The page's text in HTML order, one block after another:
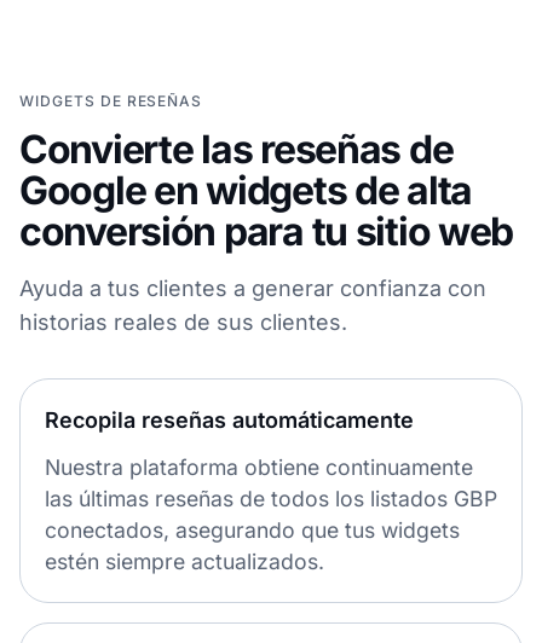
WIDGETS DE RESEÑAS
Convierte las reseñas de
Google en widgets de alta
conversión para tu sitio web
Ayuda a tus clientes a generar confianza con
historias reales de sus clientes.
Recopila reseñas automáticamente
Nuestra plataforma obtiene continuamente
las últimas reseñas de todos los listados GBP
conectados, asegurando que tus widgets
estén siempre actualizados.